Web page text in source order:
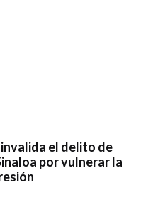
el delito de
por vulnerar la